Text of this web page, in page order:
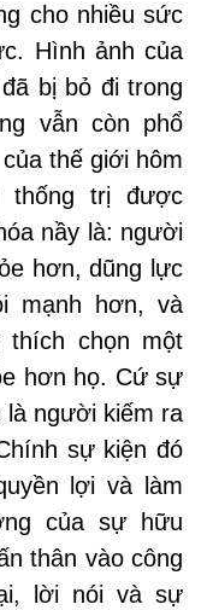
cho nhiều sức
Hình ảnh của
bị bỏ đi trong
vẫn còn phổ
thế giới hôm
thống trị được
nầy là: người
hơn, dũng lực
mạnh hơn, và
thích chọn một
hơn họ. Cứ sự
người kiếm ra
sự kiện đó
lợi và làm
của sự hữu
thân vào công
lời nói và sự